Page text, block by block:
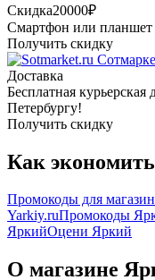
Скидка20000₽
Смартфон или планшет
Получить скидку
Доставка
Бесплатная
Петербургу!
Получить скидку
Как
Промокоды для
Yarkiy.ruПромокоды
ЯркийОцени Яркий
О магазине